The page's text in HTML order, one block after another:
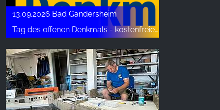
13.09.2026 Bad Gandersheim
Tag des offenen Denkmals - kostenfreie Führungen: Stiftskirche, Kloster und Sommerschloss Brunshausen, Abtei